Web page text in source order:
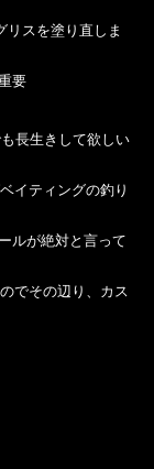
リスを塗り直しま
要
長生きして欲しい
イティングの釣り
ルが絶対と言って
でその辺り、カス